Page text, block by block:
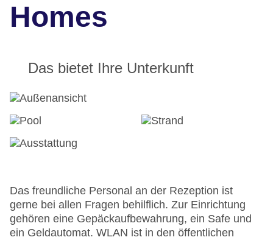
Homes
Das bietet Ihre Unterkunft
Das freundliche Personal an der Rezeption ist
gerne bei allen Fragen behilflich. Zur Einrichtung
gehören eine Gepäckaufbewahrung, ein Safe und
ein Geldautomat. WLAN ist in den öffentlichen